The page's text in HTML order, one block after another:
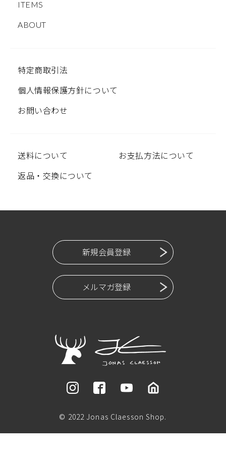
ITEMS
ABOUT
特定商取引法
個人情報保護方針について
お問い合わせ
送料について
お支払方法について
返品・交換について
新規会員登録
メルマガ登録
© 2022 Jonas Claesson Shop.